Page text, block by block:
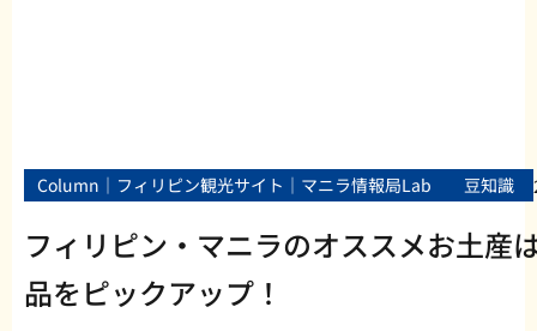
Column｜フィリピン観光サイト｜マニラ情報局Lab 豆知識
フィリピン・マニラのオススメお土産
品をピックアップ！